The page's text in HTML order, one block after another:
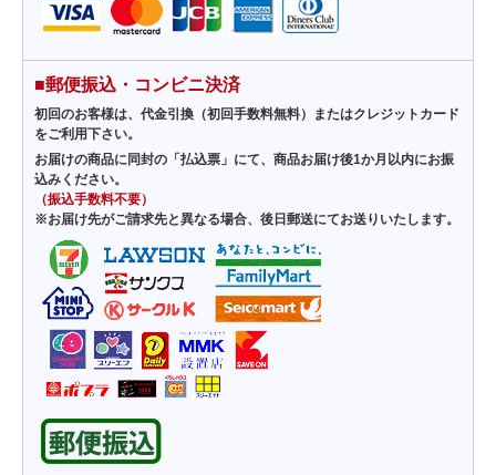
■郵便振込・コンビニ決済
初回のお客様は、代金引換（初回手数料無料）またはクレジットカード
をご利用下さい。
お届けの商品に同封の「払込票」にて、商品お届け後1か月以内にお振
込みください。
（振込手数料不要）
※お届け先がご請求先と異なる場合、後日郵送にてお送りいたします。